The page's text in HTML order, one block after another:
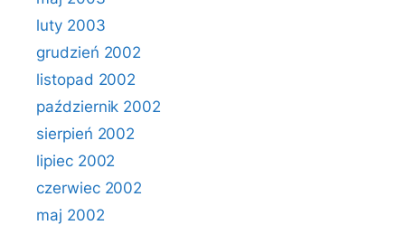
luty 2003
grudzień 2002
listopad 2002
październik 2002
sierpień 2002
lipiec 2002
czerwiec 2002
maj 2002